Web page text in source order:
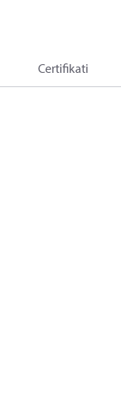
Certifikati